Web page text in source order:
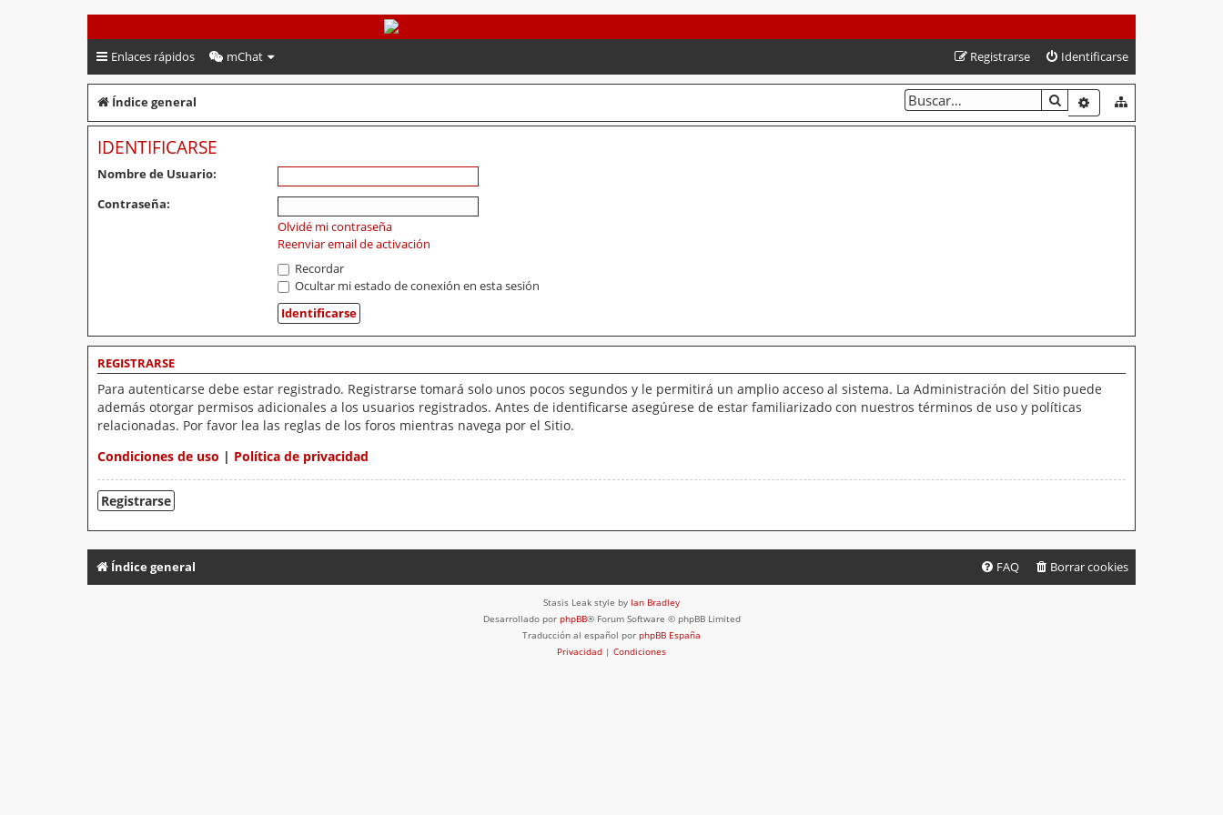
PeruVoley.com
Enlaces rápidos mChat Identificarse
Registrarse
Índice general BUSCARBÚSQUEDA
IDENTIFICARSE
Nombre de Usuario:
Contraseña:
Olvidé mi contraseña
Reenviar email de activación
Recordar
Ocultar mi estado de conexión en esta sesión
REGISTRARSE
Para autenticarse debe estar registrado. Registrarse tomará solo unos pocos segundos y le permitirá un amplio acceso al sistema. La Administración del Sitio puede
además otorgar permisos adicionales a los usuarios registrados. Antes de identificarse asegúrese de estar familiarizado con nuestros términos de uso y políticas
relacionadas. Por favor lea las reglas de los foros mientras navega por el Sitio.
Condiciones de uso | Política de privacidad
Registrarse
Índice general Borrar cookies
FAQ
Stasis Leak style by Ian Bradley
Desarrollado por phpBB® Forum Software © phpBB Limited
Traducción al español por phpBB España
Privacidad | Condiciones